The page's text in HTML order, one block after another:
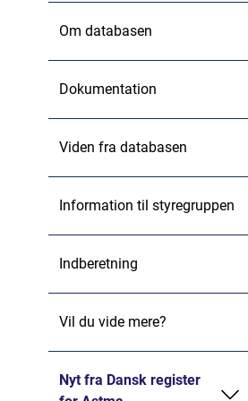
Om databasen
Dokumentation
Viden fra databasen
Information til styregruppen
Indberetning
Vil du vide mere?
Nyt fra Dansk register